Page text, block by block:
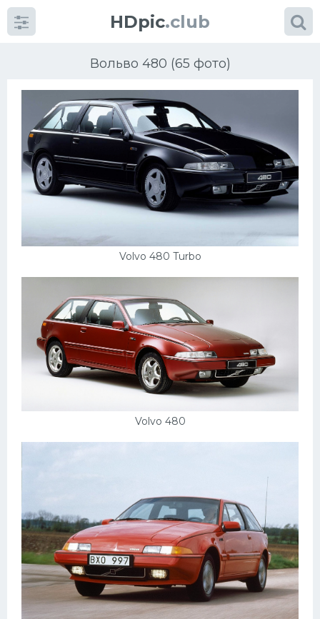
HDpic.club
Вольво 480 (65 фото)
Volvo 480 Turbo
Volvo 480
Категории
Автомобили
Ниссан
Пежо
Ауди
БМВ
Сузуки
Мерседес
Фольксваген
Лексус